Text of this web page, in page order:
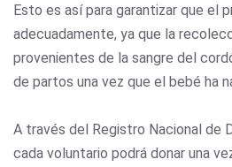
Esto es así para garantizar que el
adecuadamente, ya que la
provenientes de la sangre del
de partos una vez que el bebé ha
A través del Registro Nacional de
cada voluntario podrá donar una